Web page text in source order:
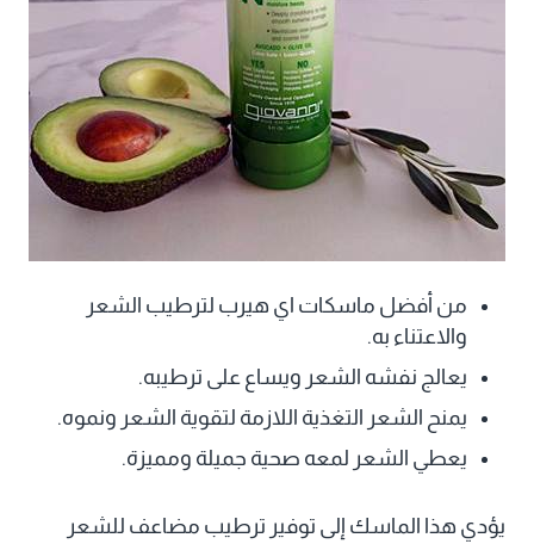
من أفضل ماسكات اي هيرب لترطيب الشعر
والاعتناء به.
يعالج نفشه الشعر ويساع على ترطيبه.
يمنح الشعر التغذية اللازمة لتقوية الشعر ونموه.
يعطي الشعر لمعه صحية جميلة ومميزة.
يؤدي هذا الماسك إلى توفير ترطيب مضاعف للشعر